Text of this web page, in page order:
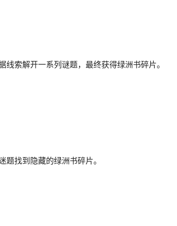
索解开一系列谜题，最终获得绿洲书碎片。
找到隐藏的绿洲书碎片。